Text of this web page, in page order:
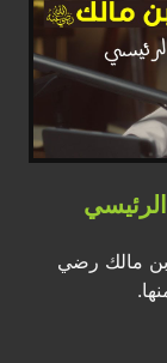
بن مالك رضي